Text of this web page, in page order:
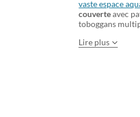
vaste espace
couverteavec
toboggans
Lire plus